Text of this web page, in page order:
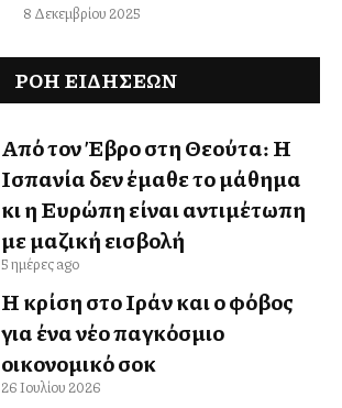
8 Δεκεμβρίου 2025
ΡΟΗ ΕΙΔΉΣΕΩΝ
Από τον Έβρο στη Θεούτα: Η
Ισπανία δεν έμαθε το μάθημα
κι η Ευρώπη είναι αντιμέτωπη
με μαζική εισβολή
5 ημέρες ago
Η κρίση στο Ιράν και ο φόβος
για ένα νέο παγκόσμιο
οικονομικό σοκ
26 Ιουλίου 2026